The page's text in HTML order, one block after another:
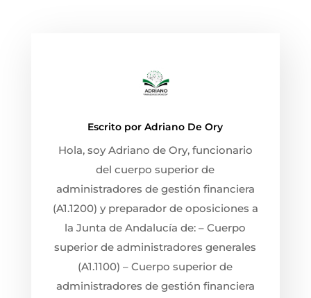
Escrito porAdriano De Ory
Hola, soy Adriano de Ory, funcionario
del cuerpo superior de
administradores de gestión financiera
(A1.1200) y preparador de oposiciones a
la Junta de Andalucía de: – Cuerpo
superior de administradores generales
(A1.1100) – Cuerpo superior de
administradores de gestión financiera